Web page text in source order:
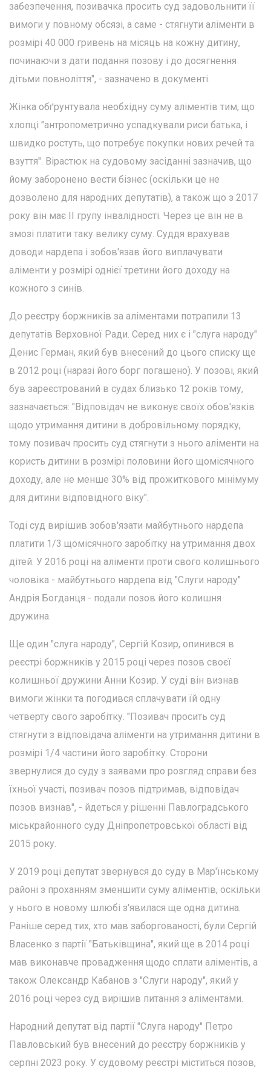
забезпечення, позивачка просить суд задовольнити її
вимоги у повному обсязі, а саме - стягнути аліменти в
розмірі 40 000 гривень на місяць на кожну дитину,
починаючи з дати подання позову і до досягнення
дітьми повноліття", - зазначено в документі.
Жінка обґрунтувала необхідну суму аліментів тим, що
хлопці "антропометрично успадкували риси батька, і
швидко ростуть, що потребує покупки нових речей та
взуття". Вірастюк на судовому засіданні зазначив, що
йому заборонено вести бізнес (оскільки це не
дозволено для народних депутатів), а також що з 2017
року він має ІІ групу інвалідності. Через це він не в
змозі платити таку велику суму. Суддя врахував
доводи нардепа і зобов'язав його виплачувати
аліменти у розмірі однієї третини його доходу на
кожного з синів.
До реєстру боржників за аліментами потрапили 13
депутатів Верховної Ради. Серед них є і "слуга народу"
Денис Герман, який був внесений до цього списку ще
в 2012 році (наразі його борг погашено). У позові, який
був зареєстрований в судах близько 12 років тому,
зазначається: "Відповідач не виконує своїх обов'язків
щодо утримання дитини в добровільному порядку,
тому позивач просить суд стягнути з нього аліменти на
користь дитини в розмірі половини його щомісячного
доходу, але не менше 30% від прожиткового мінімуму
для дитини відповідного віку".
Тоді суд вирішив зобов'язати майбутнього нардепа
платити 1/3 щомісячного заробітку на утримання двох
дітей. У 2016 році на аліменти проти свого колишнього
чоловіка - майбутнього нардепа від "Слуги народу"
Андрія Богданця - подали позов його колишня
дружина.
Ще один "слуга народу", Сергій Козир, опинився в
реєстрі боржників у 2015 році через позов своєї
колишньої дружини Анни Козир. У суді він визнав
вимоги жінки та погодився сплачувати їй одну
четверту свого заробітку. "Позивач просить суд
стягнути з відповідача аліменти на утримання дитини в
розмірі 1/4 частини його заробітку. Сторони
звернулися до суду з заявами про розгляд справи без
їхньої участі, позивач позов підтримав, відповідач
позов визнав", - йдеться у рішенні Павлоградського
міськрайонного суду Дніпропетровської області від
2015 року.
У 2019 році депутат звернувся до суду в Мар'їнському
районі з проханням зменшити суму аліментів, оскільки
у нього в новому шлюбі з'явилася ще одна дитина.
Раніше серед тих, хто мав заборгованості, були Сергій
Власенко з партії "Батьківщина", який ще в 2014 році
мав виконавче провадження щодо сплати аліментів, а
також Олександр Кабанов з "Слуги народу", який у
2016 році через суд вирішив питання з аліментами.
Народний депутат від партії "Слуга народу" Петро
Павловський був внесений до реєстру боржників у
серпні 2023 року. У судовому реєстрі міститься позов,